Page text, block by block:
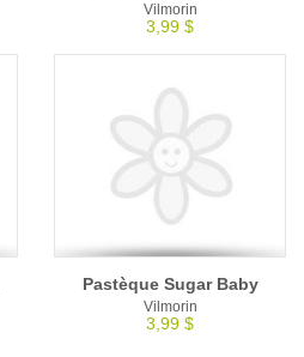
Vilmorin
3,99 $
Pastèque Sugar Baby
Vilmorin
3,99 $